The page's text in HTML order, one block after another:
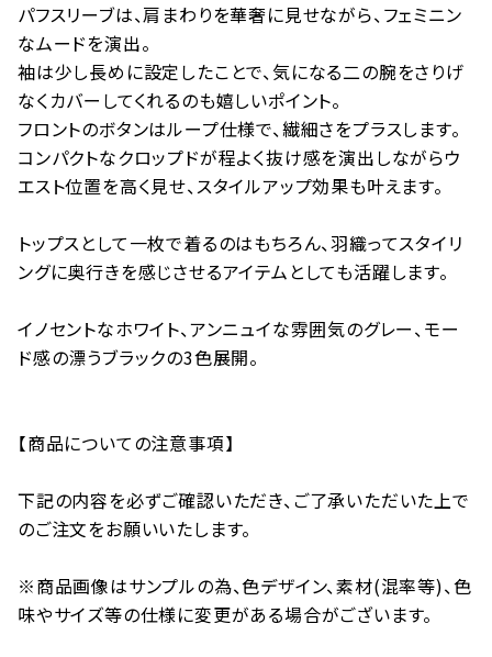
パフスリーブは、肩まわりを華奢に見せながら、フェミニン
なムードを演出。
袖は少し長めに設定したことで、気になる二の腕をさりげ
なくカバーしてくれるのも嬉しいポイント。
フロントのボタンはループ仕様で、繊細さをプラスします。
コンパクトなクロップドが程よく抜け感を演出しながらウ
エスト位置を高く見せ、スタイルアップ効果も叶えます。
トップスとして一枚で着るのはもちろん、羽織ってスタイリ
ングに奥行きを感じさせるアイテムとしても活躍します。
イノセントなホワイト、アンニュイな雰囲気のグレー、モー
ド感の漂うブラックの3色展開。
【商品についての注意事項】
下記の内容を必ずご確認いただき、ご了承いただいた上で
のご注文をお願いいたします。
※商品画像はサンプルの為、色デザイン、素材(混率等)、色
味やサイズ等の仕様に変更がある場合がございます。